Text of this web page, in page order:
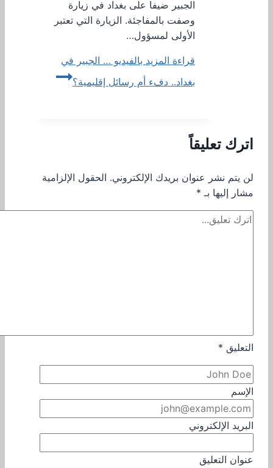
الجبير ضيفا على بغداد في زيارة
وصفت بالمفاجئة. الزيارة التي تعتبر
الأولى لمسؤول…
قراءة المزيد بالفيديو … الجبير في
بغداد.. دفء أم رسائل إقليمية؟
اترك تعليقاً
لن يتم نشر عنوان بريدك الإلكتروني. الحقول الإلزامية
مشار إليها بـ *
التعليق *
الإسم
البريد الإلكتروني
عنوان التعليق